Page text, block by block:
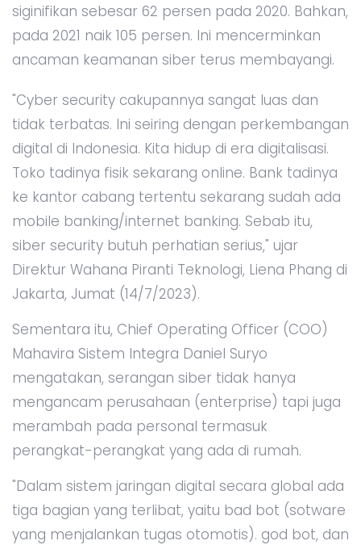
siginifikan sebesar 62 persen pada 2020. Bahkan,
pada 2021 naik 105 persen. Ini mencerminkan
ancaman keamanan siber terus membayangi.
"Cyber security cakupannya sangat luas dan
tidak terbatas. Ini seiring dengan perkembangan
digital di Indonesia. Kita hidup di era digitalisasi.
Toko tadinya fisik sekarang online. Bank tadinya
ke kantor cabang tertentu sekarang sudah ada
mobile banking/internet banking. Sebab itu,
siber security butuh perhatian serius," ujar
Direktur Wahana Piranti Teknologi, Liena Phang di
Jakarta, Jumat (14/7/2023).
Sementara itu, Chief Operating Officer (COO)
Mahavira Sistem Integra Daniel Suryo
mengatakan, serangan siber tidak hanya
mengancam perusahaan (enterprise) tapi juga
merambah pada personal termasuk
perangkat-perangkat yang ada di rumah.
"Dalam sistem jaringan digital secara global ada
tiga bagian yang terlibat, yaitu bad bot (sotware
yang menjalankan tugas otomotis). god bot, dan